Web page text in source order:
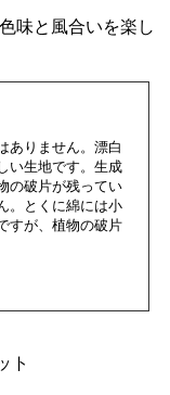
味と風合いを楽し
ありません。漂白
い生地です。生成
の破片が残ってい
。とくに綿には小
すが、植物の破片